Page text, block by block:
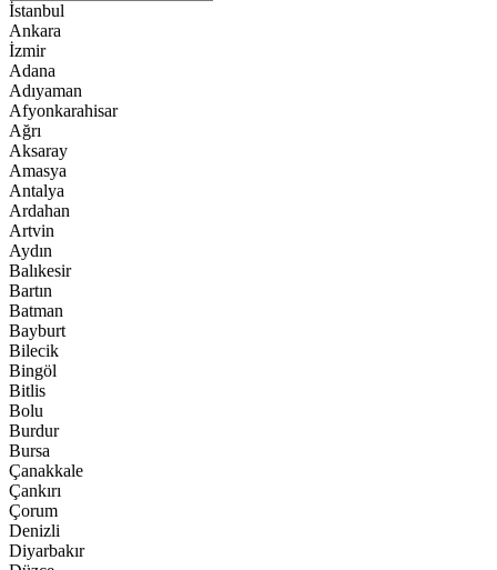
İstanbul
Ankara
İzmir
Adana
Adıyaman
Afyonkarahisar
Ağrı
Aksaray
Amasya
Antalya
Ardahan
Artvin
Aydın
Balıkesir
Bartın
Batman
Bayburt
Bilecik
Bingöl
Bitlis
Bolu
Burdur
Bursa
Çanakkale
Çankırı
Çorum
Denizli
Diyarbakır